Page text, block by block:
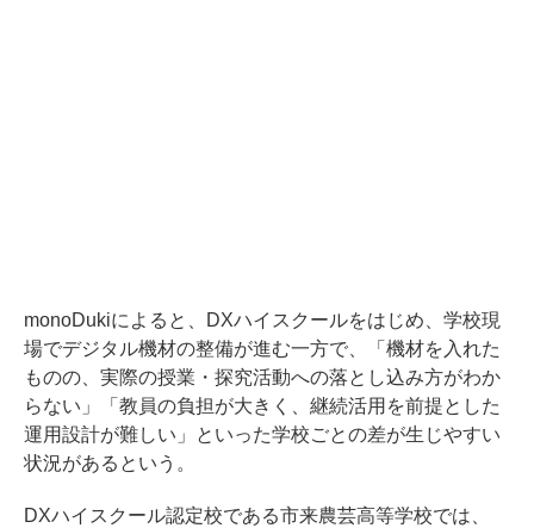
monoDukiによると、DXハイスクールをはじめ、学校現
場でデジタル機材の整備が進む一方で、「機材を入れた
ものの、実際の授業・探究活動への落とし込み方がわか
らない」「教員の負担が大きく、継続活用を前提とした
運用設計が難しい」といった学校ごとの差が生じやすい
状況があるという。
DXハイスクール認定校である市来農芸高等学校では、